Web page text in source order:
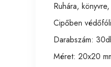
Ruhára,
Cipőben
Darabszám:
Méret: 20x20